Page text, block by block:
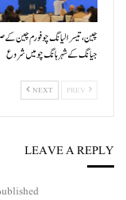
چین، تیسرا لیانگ چو فورم چین
جیانگ کے شہر ہانگ چو میں شروع
NEXT
LEAVE A REPLY